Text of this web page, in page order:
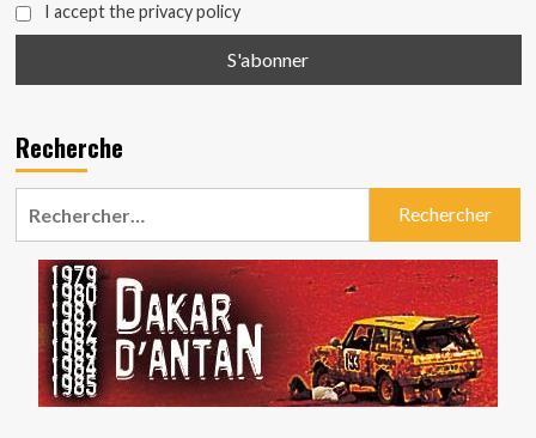
I accept the privacy policy
Recherche